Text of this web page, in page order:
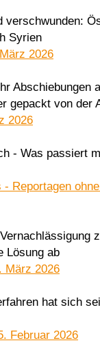
verschwunden:
Syrien
2026
Abschiebungen
gepackt von der
2026
- Was passiert
Reportagen
Lösung ab
März 2026
hat sich
Februar 2026